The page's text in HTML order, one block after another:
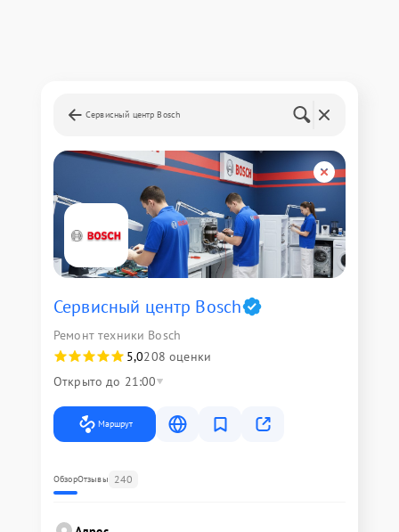
Сервисный центр Bosch
Сервисный центр Bosch
Ремонт техники Bosch
5,0208 оценки
Открыто до 21:00
Маршрут
ОбзорОтзывы 240